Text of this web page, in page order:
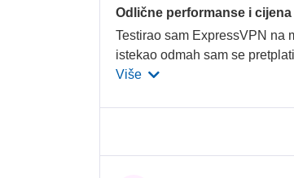
Odlične performanse i
Testirao sam ExpressVPN na
istekao odmah sam se
Više